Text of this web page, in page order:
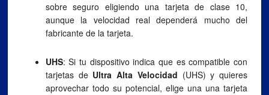
sobre seguro eligiendo una tarjeta de clase 10,
aunque la velocidad real dependerá mucho del
fabricante de la tarjeta.
UHS: Si tu dispositivo indica que es compatible con
tarjetas deUltra Alta Velocidad (UHS) y quieres
aprovechar todo su potencial, elige una una tarjeta